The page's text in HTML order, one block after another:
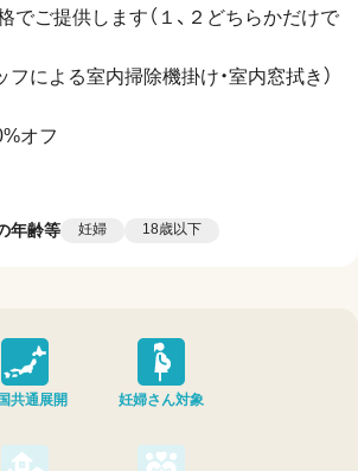
でご提供します（１、２どちらかだけで
フによる室内掃除機掛け・室内窓拭き）
オフ
年齢等 妊婦 18歳以下
共通展開 妊婦さん対象